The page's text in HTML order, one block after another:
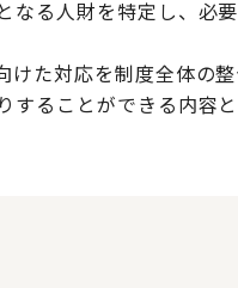
る人財を特定し、必
た対応を制度全体の
ることができる内容と